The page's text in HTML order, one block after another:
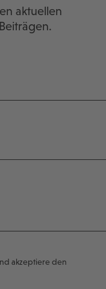
aktuellen
akzeptiere den